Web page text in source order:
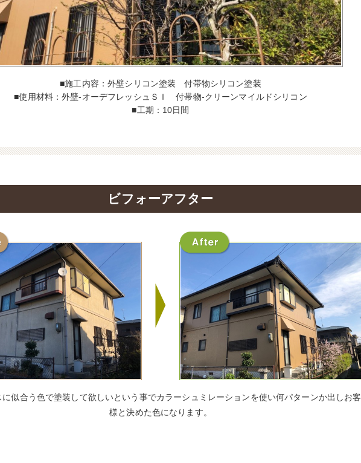
■施工内容：外壁シリコン塗装 付帯物シリコン塗装
■使用材料：外壁‐オーデフレッシュＳＩ 付帯物‐クリーンマイルドシリコン
■工期：10日間
ビフォーアフター
に似合う色で塗装して欲しいという事でカラーシュミレーションを使い何パターンか出しお客
様と決めた色になります。